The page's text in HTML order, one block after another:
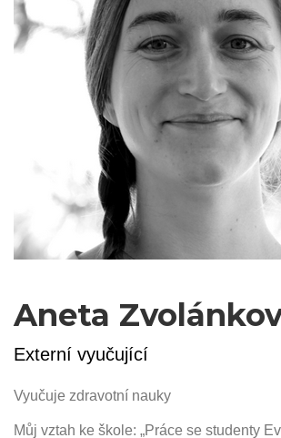
Aneta
Externí vyučující
Vyučuje zdravotní nauky
Můj vztah ke škole: „Práce se studenty